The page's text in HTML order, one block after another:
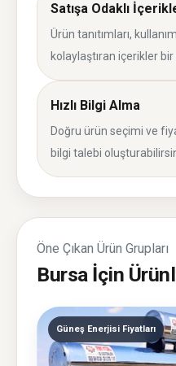
Satışa Odaklı
Ürün tanıtımları,
kolaylaştıran içerikler bir
Hızlı Bilgi Alma
Doğru ürün seçimi ve
bilgi talebi
Öne Çıkan Ürün Grupları
Bursa İçin
Güneş Enerjisi Fiyatları